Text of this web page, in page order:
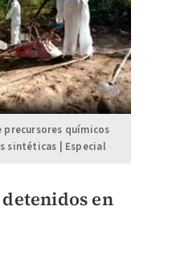
precursores químicos
sintéticas | Especial
en